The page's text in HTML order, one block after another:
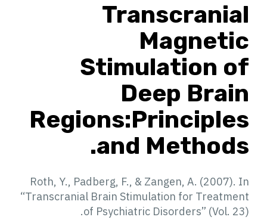
Transcranial
Magnetic
Stimulation of
Deep Brain
Regions:Principles
and Methods.
Roth, Y., Padberg, F., & Zangen, A. (2007). In
“Transcranial Brain Stimulation for Treatment
of Psychiatric Disorders” (Vol. 23).